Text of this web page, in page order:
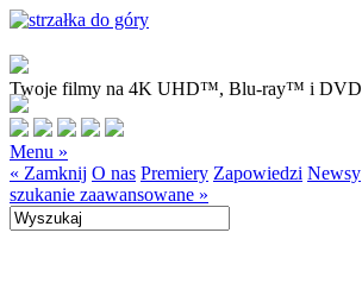
Twoje filmy na 4K UHD™, Blu-ray™ i DVD
Menu »
« Zamknij O nas Premiery Zapowiedzi Newsy
szukanie zaawansowane »